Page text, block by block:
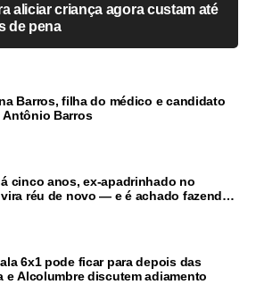
aliciar criança agora custam até
de pena
Barros, filha do médico e candidato
Antônio Barros
cinco anos, ex-apadrinhado no
vira réu de novo — e é achado fazendo
6x1 pode ficar para depois das
e Alcolumbre discutem adiamento